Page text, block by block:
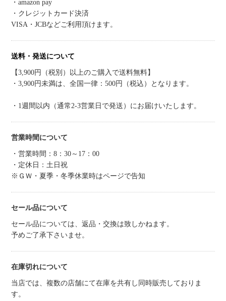
・amazon pay
・クレジットカード決済
VISA・JCBなどご利用頂けます。
送料・発送について
【3,900円（税別）以上のご購入で送料無料】
・3,900円未満は、全国一律：500円（税込）となります。
・1週間以内（通常2-3営業日で発送）にお届けいたします。
営業時間について
・営業時間：8：30～17：00
・定休日：土日祝
※ＧＷ・夏季・冬季休業時はページで告知
セール品について
セール品については、返品・交換は致しかねます。
予めご了承下さいませ。
在庫切れについて
当店では、複数の店舗にて在庫を共有し同時販売しておりま
す。